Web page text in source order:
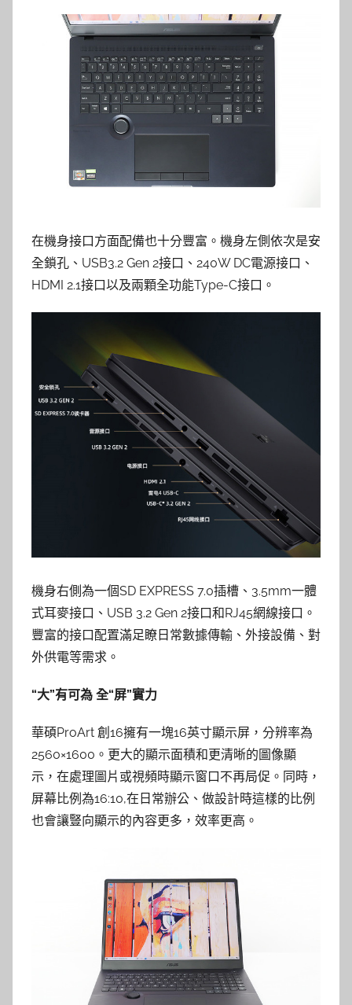
在機身接口方面配備也十分豐富。機身左側依次是安
全鎖孔、USB3.2 Gen 2接口、240W DC電源接口、
HDMI 2.1接口以及兩顆全功能Type-C接口。
機身右側為一個SD EXPRESS 7.0插槽、3.5mm一體
式耳麥接口、USB 3.2 Gen 2接口和RJ45網線接口。
豐富的接口配置滿足瞭日常數據傳輸、外接設備、對
外供電等需求。
“大”有可為 全“屏”實力
華碩ProArt 創16擁有一塊16英寸顯示屏，分辨率為
2560×1600。更大的顯示面積和更清晰的圖像顯
示，在處理圖片或視頻時顯示窗口不再局促。同時，
屏幕比例為16:10,在日常辦公、做設計時這樣的比例
也會讓豎向顯示的內容更多，效率更高。